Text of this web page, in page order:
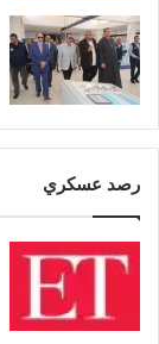
رصد عسكري